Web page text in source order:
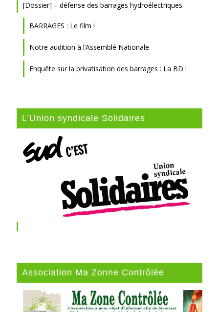
[Dossier] – défense des barrages hydroélectriques
BARRAGES : Le film !
Notre audition à l’Assemblé Nationale
Enquête sur la privatisation des barrages : La BD !
L’Union syndicale Solidaires
Association Ma Zonne Contrôlée